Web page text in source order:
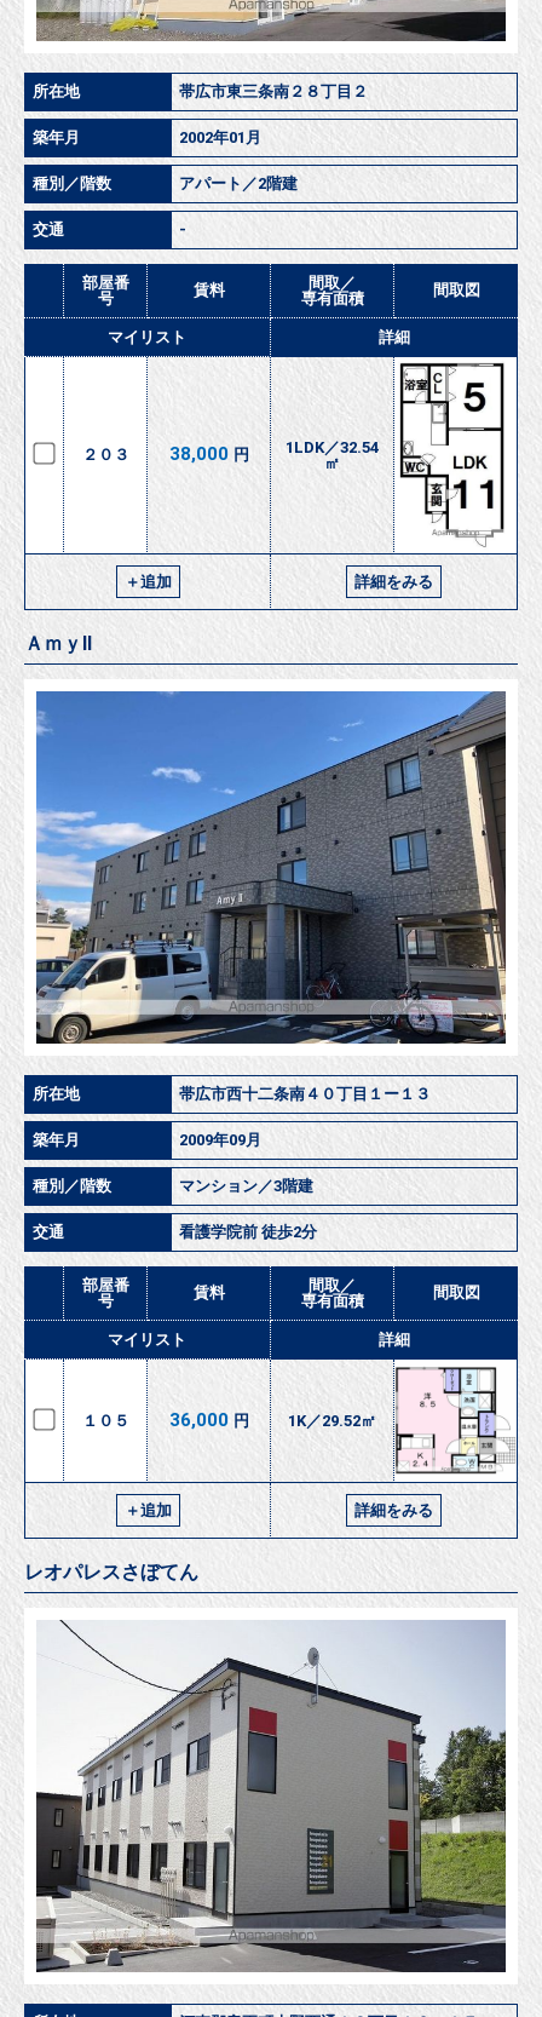
所在地 帯広市東三条南２８丁目２
築年月 2002年01月
種別／階数 アパート／2階建
交通 -
部屋番
号
賃料
間取／
専有面積
間取図
マイリスト 詳細
２０３ 38,000 円
1LDK／32.54
㎡
＋追加 詳細をみる
ＡｍｙⅡ
所在地 帯広市西十二条南４０丁目１ー１３
築年月 2009年09月
種別／階数 マンション／3階建
交通 看護学院前 徒歩2分
部屋番
号
賃料
間取／
専有面積
間取図
マイリスト 詳細
１０５ 36,000 円 1K／29.52㎡
＋追加 詳細をみる
レオパレスさぼてん